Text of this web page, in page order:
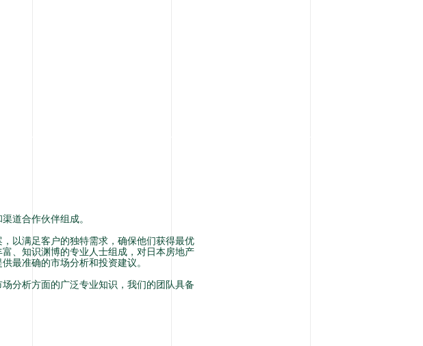
道合作伙伴组成。
以满足客户的独特需求，确保他们获得最优
、知识渊博的专业人士组成，对日本房地产
最准确的市场分析和投资建议。
分析方面的广泛专业知识，我们的团队具备